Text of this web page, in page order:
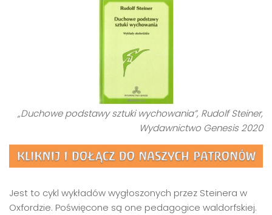
„Duchowe podstawy sztuki wychowania”, Rudolf Steiner,
Wydawnictwo Genesis 2020
Jest to cykl wykładów wygłoszonych przez Steinera w
Oxfordzie. Poświęcone są one pedagogice waldorfskiej.